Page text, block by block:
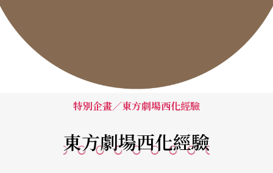
特別企畫／東方劇場西化經驗
東方劇場西化經驗